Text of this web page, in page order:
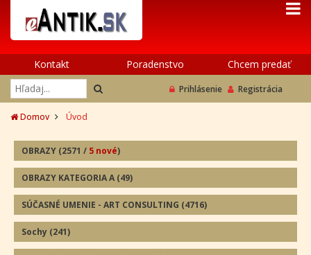
Kontakt Poradenstvo Chcem predať
Prihlásenie Registrácia
Domov Úvod
OBRAZY (2571 / 5 nové)
OBRAZY KATEGORIA A (49)
SÚČASNÉ UMENIE - ART CONSULTING (4716)
Sochy (241)